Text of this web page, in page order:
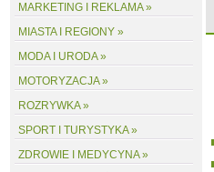
MARKETING I REKLAMA »
MIASTA I REGIONY »
MODA I URODA »
MOTORYZACJA »
ROZRYWKA »
SPORT I TURYSTYKA »
ZDROWIE I MEDYCYNA »